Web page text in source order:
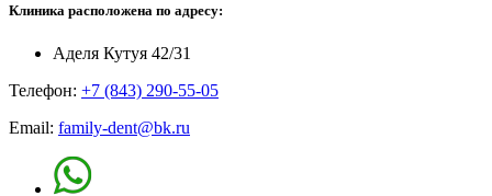
Клиника расположена по адресу:
Аделя Кутуя 42/31
Телефон: +7 (843) 290-55-05
Email: family-dent@bk.ru